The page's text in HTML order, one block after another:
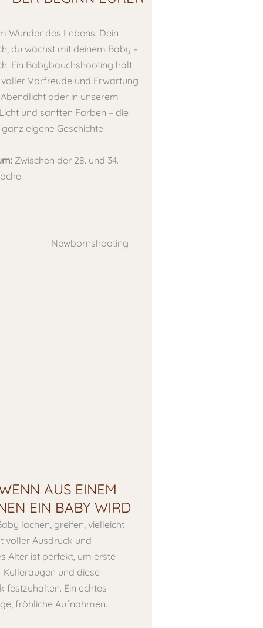
Wunder des Lebens. Dein
du wächst mit deinem Baby –
Ein Babybauchshooting hält
Vorfreude und Erwartung
oder in unserem
und sanften Farben – die
eigene Geschichte.
Zwischen der 28. und 34.
AUS EINEM
EIN BABY WIRD
lachen, greifen, vielleicht
voller Ausdruck und
Alter ist perfekt, um erste
und diese
festzuhalten. Ein echtes
fröhliche Aufnahmen.